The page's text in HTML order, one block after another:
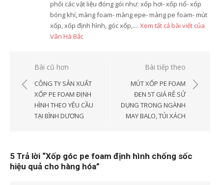
phối các vật liệu đóng gói như: xốp hơi- xốp nổ- xốp
bóng khí, màng foam- màng epe- màng pe foam- mút
xốp, xốp định hình, góc xốp,.... Xem tất cả bài viết của
Vân Hà Bắc
Điều
hướng
viết
Bài cũ hơn
CÔNG TY SẢN XUẤT
XỐP PE FOAM ĐỊNH
HÌNH THEO YÊU CẦU
TẠI BÌNH DƯƠNG
Bài tiếp theo
MÚT XỐP PE FOAM
ĐEN 5T GIÁ RẺ SỬ
DỤNG TRONG NGÀNH
MAY BALO, TÚI XÁCH
5 Trả lời “Xốp góc pe foam định hình chống sốc
hiệu quả cho hàng hóa”